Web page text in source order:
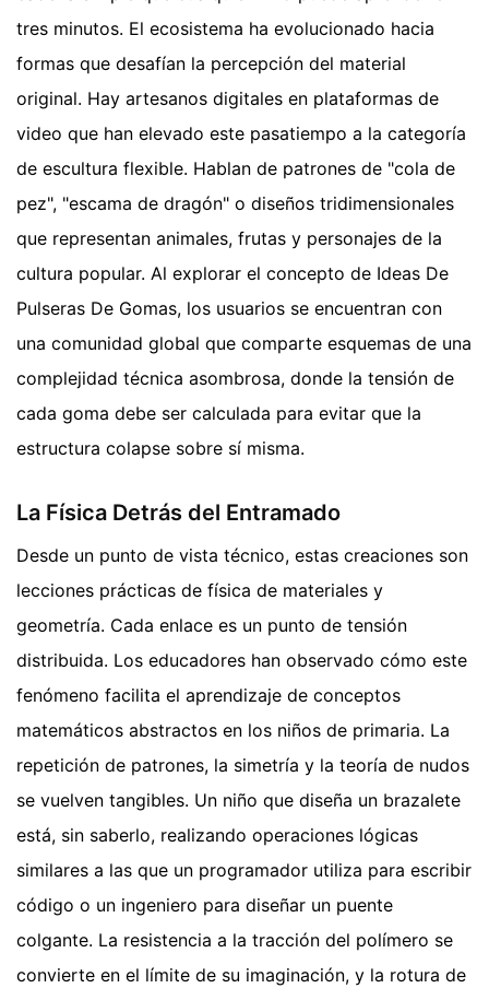
tres minutos. El ecosistema ha evolucionado hacia
formas que desafían la percepción del material
original. Hay artesanos digitales en plataformas de
video que han elevado este pasatiempo a la categoría
de escultura flexible. Hablan de patrones de "cola de
pez", "escama de dragón" o diseños tridimensionales
que representan animales, frutas y personajes de la
cultura popular. Al explorar el concepto de Ideas De
Pulseras De Gomas, los usuarios se encuentran con
una comunidad global que comparte esquemas de una
complejidad técnica asombrosa, donde la tensión de
cada goma debe ser calculada para evitar que la
estructura colapse sobre sí misma.
La Física Detrás del Entramado
Desde un punto de vista técnico, estas creaciones son
lecciones prácticas de física de materiales y
geometría. Cada enlace es un punto de tensión
distribuida. Los educadores han observado cómo este
fenómeno facilita el aprendizaje de conceptos
matemáticos abstractos en los niños de primaria. La
repetición de patrones, la simetría y la teoría de nudos
se vuelven tangibles. Un niño que diseña un brazalete
está, sin saberlo, realizando operaciones lógicas
similares a las que un programador utiliza para escribir
código o un ingeniero para diseñar un puente
colgante. La resistencia a la tracción del polímero se
convierte en el límite de su imaginación, y la rotura de